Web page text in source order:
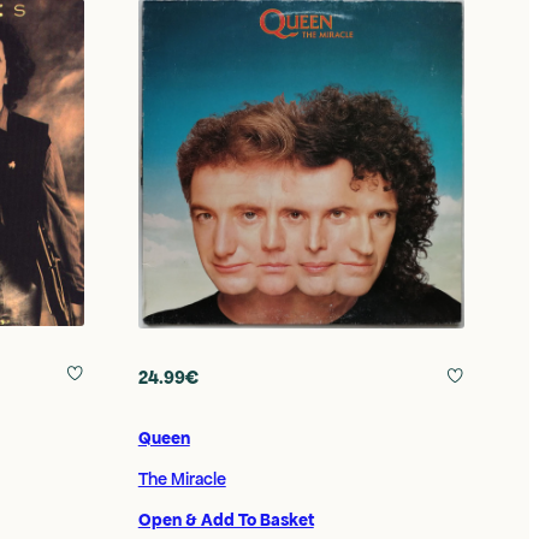
24.99€
Queen
The Miracle